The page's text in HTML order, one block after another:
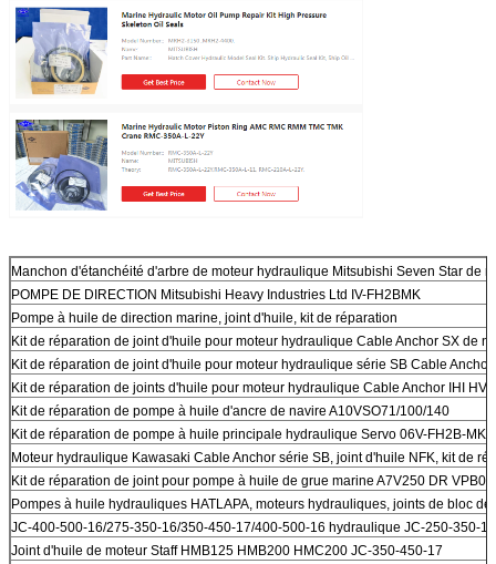
Manchon d'étanchéité d'arbre de moteur hydraulique Mitsubishi Seven Star de
POMPE DE DIRECTION Mitsubishi Heavy Industries Ltd IV-FH2BMK
Pompe à huile de direction marine, joint d'huile, kit de réparation
Kit de réparation de joint d'huile pour moteur hydraulique Cable Anchor SX de
Kit de réparation de joint d'huile pour moteur hydraulique série SB Cable
Kit de réparation de joints d'huile pour moteur hydraulique Cable Anchor IHI HVN
Kit de réparation de pompe à huile d'ancre de navire A10VSO71/100/140
Kit de réparation de pompe à huile principale hydraulique Servo 06V-FH2B-MK/
Moteur hydraulique Kawasaki Cable Anchor série SB, joint d'huile NFK, kit de
Kit de réparation de joint pour pompe à huile de grue marine A7V250 DR VPB02
Pompes à huile hydrauliques HATLAPA, moteurs hydrauliques, joints de bloc de
JC-400-500-16/275-350-16/350-450-17/400-500-16 hydraulique JC-250-350-
Joint d'huile de moteur Staff HMB125 HMB200 HMC200 JC-350-450-17